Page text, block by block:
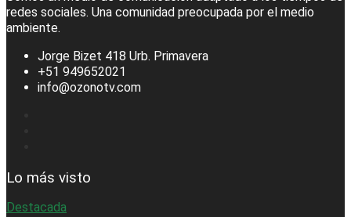
redes sociales. Una comunidad preocupada por el medio
ambiente.
Jorge Bizet 418 Urb. Primavera
+51 949652021
info@ozonotv.com
Lo más visto
Destacada